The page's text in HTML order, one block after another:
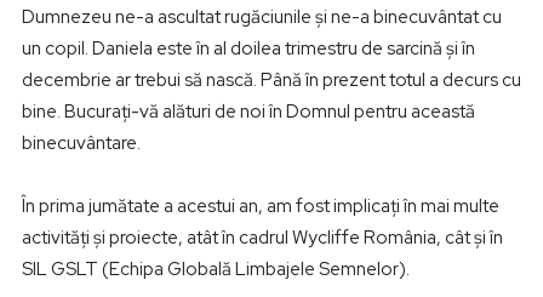
Dumnezeu ne-a ascultat rugăciunile și ne-a binecuvântat cu
un copil. Daniela este în al doilea trimestru de sarcină și în
decembrie ar trebui să nască. Până în prezent totul a decurs cu
bine. Bucurați-vă alături de noi în Domnul pentru această
binecuvântare.
În prima jumătate a acestui an, am fost implicați în mai multe
activități și proiecte, atât în cadrul Wycliffe România, cât și în
SIL GSLT (Echipa Globală Limbajele Semnelor).